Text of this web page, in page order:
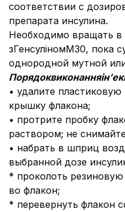
соответствии с
препарата инсулина.
Необходимо вращать в
зГенсуліномМ30, пока
однородной мутной
Порядоквиконанняін’
• удалите
крышку флакона;
• протрите пробку
раствором; не
• набрать в шприц
выбранной дозе
* проколоть
во флакон;
* перевернуть флакон